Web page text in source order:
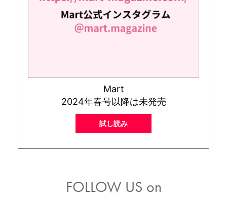
Mart
2024年春号以降は未発売
試し読み
FOLLOW US on